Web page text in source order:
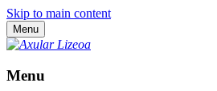
Skip to main content
Menu
Menu